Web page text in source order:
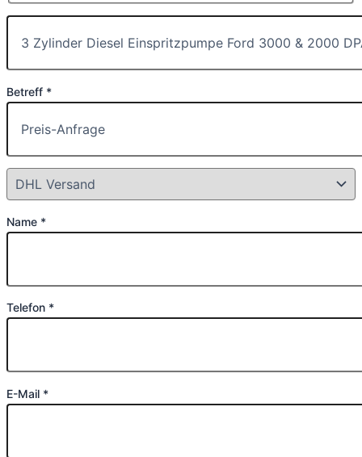
Betreff *
Name *
Telefon *
E-Mail *